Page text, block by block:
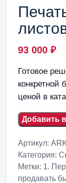
93 000 ₽
Готовое
конкретной
ценой в
Добавить
Артикул:
Категория:
Метки: 1.
продавать